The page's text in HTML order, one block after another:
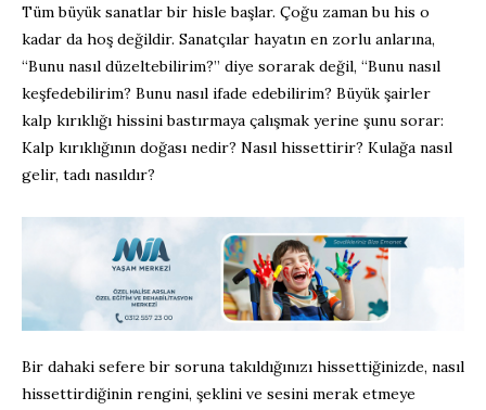
Tüm büyük sanatlar bir hisle başlar. Çoğu zaman bu his o
kadar da hoş değildir. Sanatçılar hayatın en zorlu anlarına,
“Bunu nasıl düzeltebilirim?” diye sorarak değil, “Bunu nasıl
keşfedebilirim? Bunu nasıl ifade edebilirim? Büyük şairler
kalp kırıklığı hissini bastırmaya çalışmak yerine şunu sorar:
Kalp kırıklığının doğası nedir? Nasıl hissettirir? Kulağa nasıl
gelir, tadı nasıldır?
Bir dahaki sefere bir soruna takıldığınızı hissettiğinizde, nasıl
hissettirdiğinin rengini, şeklini ve sesini merak etmeye